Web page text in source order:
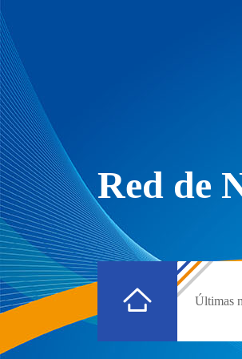
Red de
Últimas